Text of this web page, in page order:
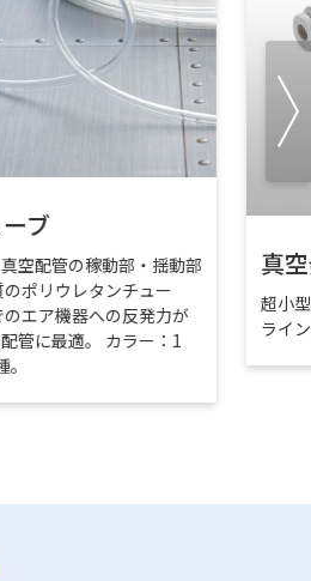
ブ
空配管の稼動部・揺動部
ポリウレタンチュー
エア機器への反発力が
管に最適。 カラー：1
真
超小
ライ